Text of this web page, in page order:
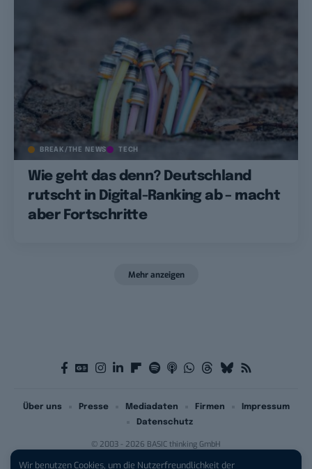
Wir benutzen Cookies, um die Nutzerfreundlichkeit der
BREAK/THE NEWS TECH
Wie geht das denn? Deutschland
rutscht in Digital-Ranking ab – macht
aber Fortschritte
Mehr anzeigen
© 2003 - 2026 BASIC thinking GmbH
Über uns Presse Mediadaten Firmen
Impressum
Datenschutz